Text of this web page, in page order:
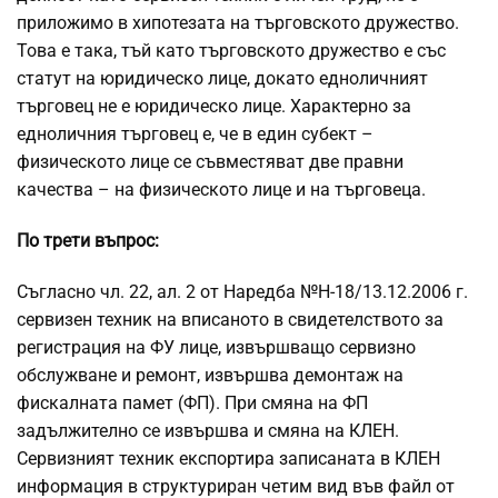
приложимо в хипотезата на търговското дружество.
Това е така, тъй като търговското дружество е със
статут на юридическо лице, докато едноличният
търговец не е юридическо лице. Характерно за
едноличния търговец е, че в един субект –
физическото лице се съвместяват две правни
качества – на физическото лице и на търговеца.
По трети въпрос:
Съгласно чл. 22, ал. 2 от Наредба №Н-18/13.12.2006 г.
сервизен техник на вписаното в свидетелството за
регистрация на ФУ лице, извършващо сервизно
обслужване и ремонт, извършва демонтаж на
фискалната памет (ФП). При смяна на ФП
задължително се извършва и смяна на КЛЕН.
Сервизният техник експортира записаната в КЛЕН
информация в структуриран четим вид във файл от